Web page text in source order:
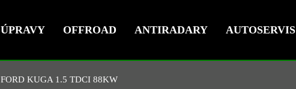
ÚPRAVY OFFROAD ANTIRADARY AUTOSERVIS
FORD KUGA 1.5 TDCI 88KW